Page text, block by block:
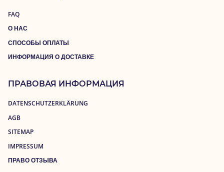
FAQ
О НАС
СПОСОБЫ ОПЛАТЫ
ИНФОРМАЦИЯ О ДОСТАВКЕ
ПРАВОВАЯ ИНФОРМАЦИЯ
DATENSCHUTZERKLÄRUNG
AGB
SITEMAP
IMPRESSUM
ПРАВО ОТЗЫВА